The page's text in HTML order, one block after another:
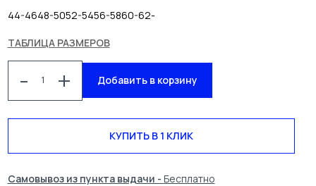
КАТАЛОГ
БЛОГ УСЛУГИ
44-4648-5052-5456-5860-62-
ТАБЛИЦА РАЗМЕРОВ
- + Добавить в корзину
КУПИТЬ В 1 КЛИК
Самовывоз из пункта выдачи - Бесплатно